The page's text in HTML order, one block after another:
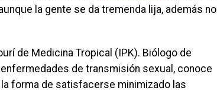
la gente se da tremenda lija, además no
de Medicina Tropical (IPK). Biólogo de
de transmisión sexual, conoce
forma de satisfacerse minimizado las